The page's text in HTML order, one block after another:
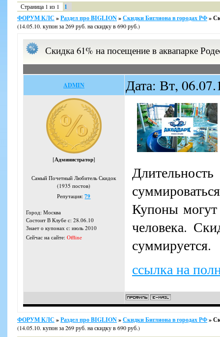
Страница 1 из 1
1
ФОРУМ КЛС »Раздел про BIGLION»Скидки Биглиона в городах РФ»
(14.05.10. купон за 269 руб. на скидку в 690 руб.)
Скидка 61% на посещение в аквапарке
ADMIN Дата: Вт,
[Администратор]
Самый Почетный Любитель Скидок
(1935 постов)
Репутация:79
Город: Москва
Состоит В Клубе с: 28.06.10
Знает о купонах с: июль 2010
Сейчас на сайте: Offline
Купоны могут
человека.
суммируется.
ссылка на
ФОРУМ КЛС »Раздел про BIGLION»Скидки Биглиона в городах РФ»
(14.05.10. купон за 269 руб. на скидку в 690 руб.)